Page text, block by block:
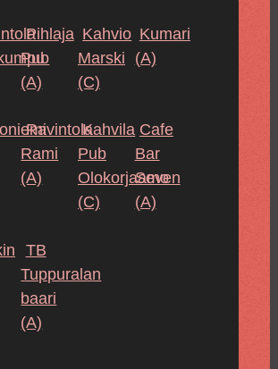
Pihlaja
Pub
(A)
Kahvio
Marski
(C)
Kumari
(A)
Ravintola
Rami
(A)
Kahvila
Pub
Olokorjaamo
(C)
Cafe
Bar
Seven
(A)
TB
Tuppuralan
baari
(A)